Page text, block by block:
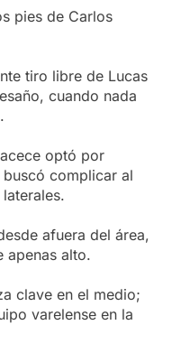
pies de Carlos
tiro libre de Lucas
cuando nada
optó por
complicar al
afuera del área,
apenas alto.
clave en el medio;
varelense en la